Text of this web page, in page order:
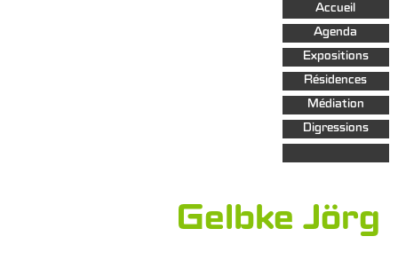
Aller au
contenu
principal
Accueil
Agenda
Expositions
Résidences
Médiation
Digressions
Gelbke Jörg